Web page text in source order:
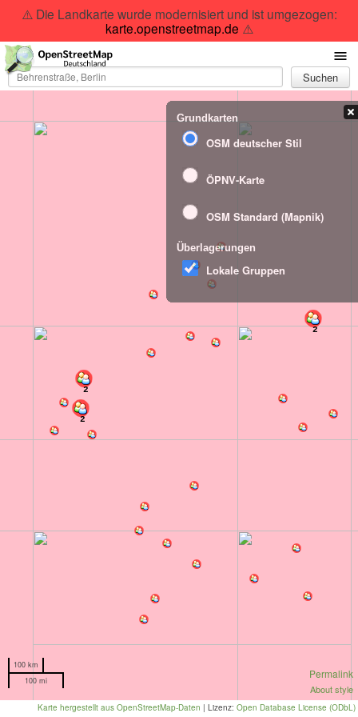
⚠️ Die Landkarte wurde modernisiert und ist umgezogen:
karte.openstreetmap.de ⚠️
Suchen
2
2
2
Permalink
About style
100 km
100 mi
Grundkarten
OSM deutscher Stil
ÖPNV-Karte
OSM Standard (Mapnik)
Überlagerungen
Lokale Gruppen
Karte hergestellt aus OpenStreetMap-Daten | Lizenz: Open Database License (ODbL)